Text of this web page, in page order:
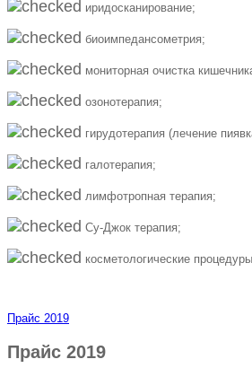
иридосканирование;
биоимпедансометрия;
мониторная очистка
озонотерапия;
гирудотерапия (лечение
галотерапия;
лимфотропная терапия;
Су-Джок терапия;
косметологические
Прайс 2019
Прайс 2019